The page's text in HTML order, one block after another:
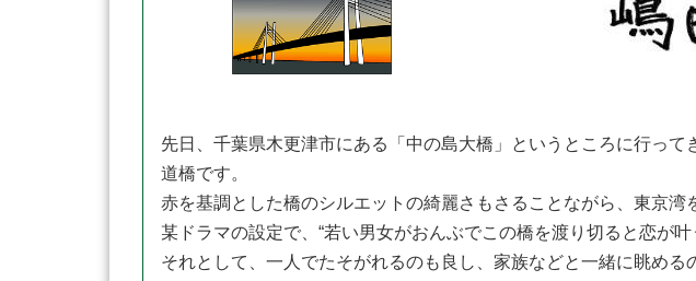
先日、千葉県木更津市にある「中の島大橋」というところに行っ
道橋です。
赤を基調とした橋のシルエットの綺麗さもさることながら、東京湾
某ドラマの設定で、“若い男女がおんぶでこの橋を渡り切ると恋が
それとして、一人でたそがれるのも良し、家族などと一緒に眺める